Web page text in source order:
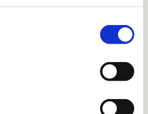
medier
skabelon
TIL NAT I NATUREN